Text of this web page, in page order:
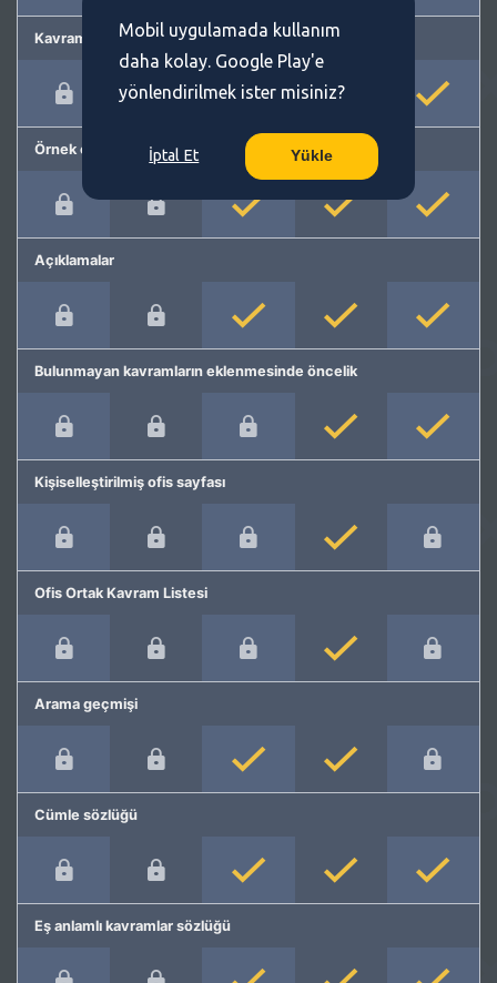
Kavram önerme
Örnek cümleler
Açıklamalar
Bulunmayan kavramların eklenmesinde öncelik
Kişiselleştirilmiş ofis sayfası
Ofis Ortak Kavram Listesi
Arama geçmişi
Cümle sözlüğü
Eş anlamlı kavramlar sözlüğü
Mobil uygulamada kullanım
daha kolay. Google Play'e
yönlendirilmek ister misiniz?
İptal Et Yükle